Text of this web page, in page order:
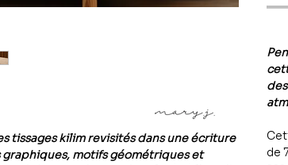
tissages kilim revisités dans une écriture
motifs géométriques et
de